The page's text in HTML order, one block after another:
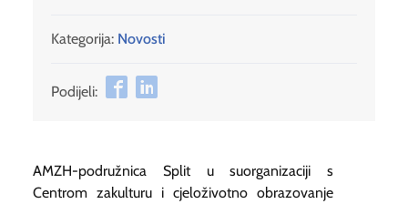
Kategorija: Novosti
Podijeli:
AMZH-podružnica Split u suorganizaciji s
Centrom zakulturu i cjeloživotno obrazovanje